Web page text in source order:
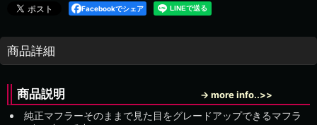
Facebookでシェア
商品詳細
商品説明 → more info..>>
純正マフラーそのままで見た目をグレードアップできるマフラ